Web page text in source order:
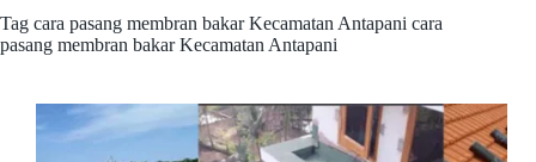
Tag cara pasang membran bakar Kecamatan Antapani cara
pasang membran bakar Kecamatan Antapani